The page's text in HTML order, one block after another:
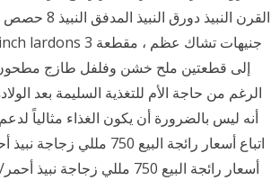
الرغم من حاجة الأم للتغذية السليمة بعد
أنه ليس بالضرورة أن يكون الغذاء مثالياً
اتباع أسعار رائجة